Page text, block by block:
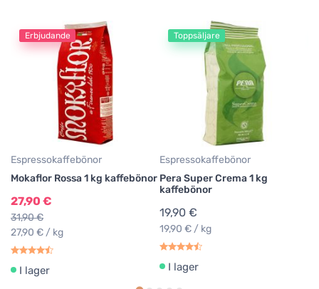
Erbjudande
Espressokaffebönor
Mokaflor Rossa 1 kg kaffebönor
27,90 €
31,90 €
27,90 € / kg
I lager
Toppsäljare
Espressokaffebönor
Pera Super Crema 1 kg
kaffebönor
19,90 €
19,90 € / kg
I lager